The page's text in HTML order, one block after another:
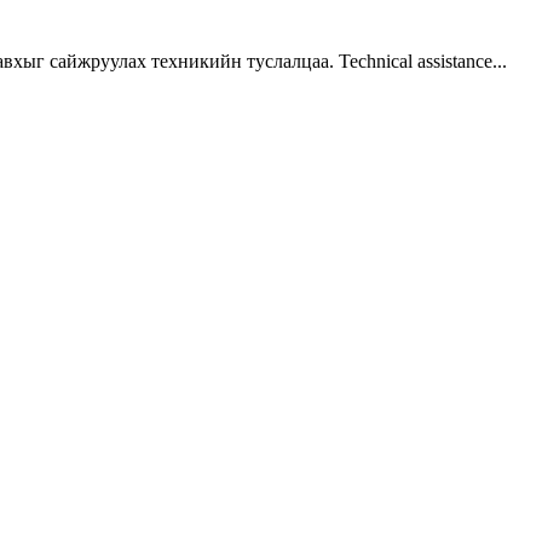
сайжруулах техникийн туслалцаа. Technical assistance...